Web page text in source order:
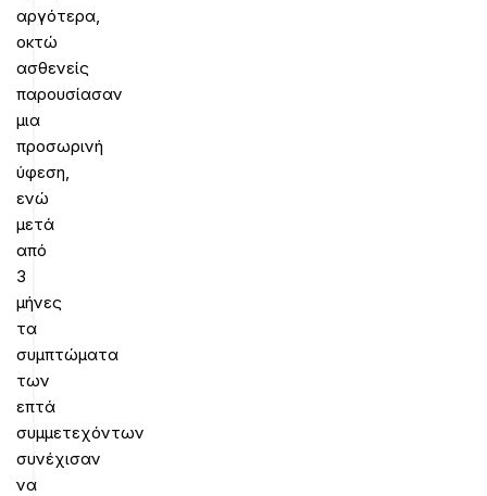
αργότερα,
οκτώ
ασθενείς
παρουσίασαν
μια
προσωρινή
ύφεση,
ενώ
μετά
από
3
μήνες
τα
συμπτώματα
των
επτά
συμμετεχόντων
συνέχισαν
να